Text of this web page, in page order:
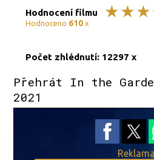
Hodnocení filmu
Hodnoceno 610x
Počet zhlédnutí: 12297 x
Přehrát In the
2021
Reklama